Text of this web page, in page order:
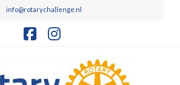
info@rotarychallenge.nl